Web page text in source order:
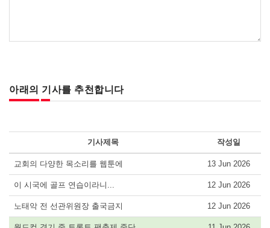
아래의 기사를 추천합니다
기사제목 작성일
교회의 다양한 목소리를 웹툰에 13 Jun 2026
이 시국에 골프 연습이라니... 12 Jun 2026
노태악 전 선관위원장 출국금지 12 Jun 2026